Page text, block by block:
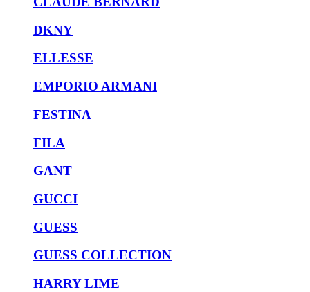
DKNY
ELLESSE
EMPORIO ARMANI
FESTINA
FILA
GANT
GUCCI
GUESS
GUESS COLLECTION
HARRY LIME